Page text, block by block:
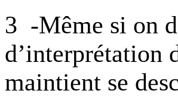
3 -Même si on
d’interprétation
maintient se